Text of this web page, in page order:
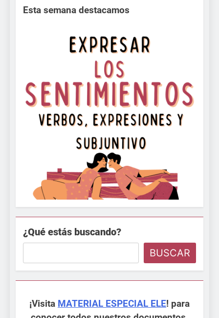
Esta semana destacamos
¿Qué estás buscando?
BUSCAR
¡Visita MATERIAL ESPECIAL ELE! para